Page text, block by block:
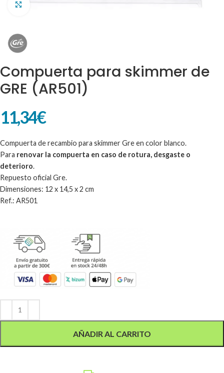
Clic para ampliar
Compuerta para skimmer de
GRE (AR501)
11,34€
Compuerta de recambio para skimmer Gre en color blanco.
Para renovar la compuerta en caso de rotura, desgaste o
deterioro.
Repuesto oficial Gre.
Dimensiones: 12 x 14,5 x 2 cm
Ref.: AR501
AÑADIR AL CARRITO